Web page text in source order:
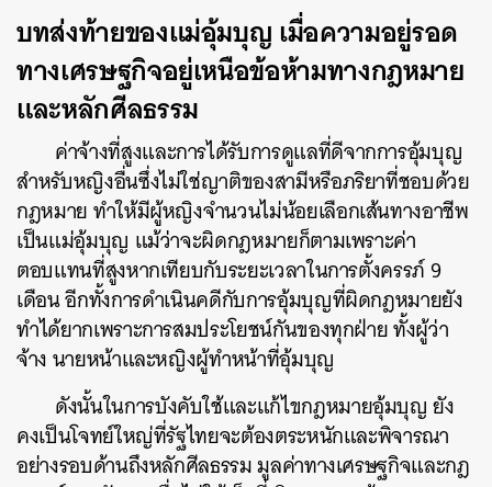
บทส่งท้ายของแม่อุ้มบุญ เมื่อความอยู่รอด
ทางเศรษฐกิจอยู่เหนือข้อห้ามทางกฎหมาย
และหลักศีลธรรม
ค่าจ้างที่สูงและการได้รับการดูแลที่ดีจากการอุ้มบุญ
สำหรับหญิงอื่นซึ่งไม่ใช่ญาติของสามีหรือภริยาที่ชอบด้วย
กฎหมาย ทำให้มีผู้หญิงจำนวนไม่น้อยเลือกเส้นทางอาชีพ
เป็นแม่อุ้มบุญ แม้ว่าจะผิดกฎหมายก็ตามเพราะค่า
ตอบแทนที่สูงหากเทียบกับระยะเวลาในการตั้งครรภ์ 9
เดือน อีกทั้งการดำเนินคดีกับการอุ้มบุญที่ผิดกฎหมายยัง
ทำได้ยากเพราะการสมประโยชน์กันของทุกฝ่าย ทั้งผู้ว่า
จ้าง นายหน้าและหญิงผู้ทำหน้าที่อุ้มบุญ
ดังนั้นในการบังคับใช้และแก้ไขกฎหมายอุ้มบุญ ยัง
คงเป็นโจทย์ใหญ่ที่รัฐไทยจะต้องตระหนักและพิจารณา
อย่างรอบด้านถึงหลักศีลธรรม มูลค่าทางเศรษฐกิจและกฎ